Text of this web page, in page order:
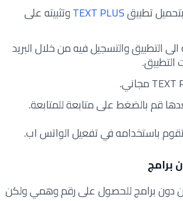
تطبيقTEXT PLUSوتثبيته على
التطبيق والتسجيل فيه من خلال البريد
التطبيق.
قم بالضغط على متابعة للمتابعة.
باستخدامه في تفعيل الواتس اب.
برامج
دون برامج للحصول على رقم وهمي ولكن